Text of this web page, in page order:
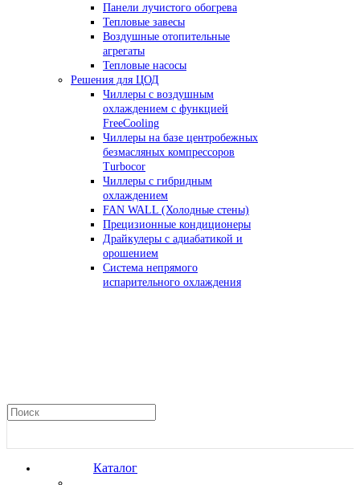
Панели лучистого обогрева
Тепловые завесы
Воздушные отопительные
агрегаты
Тепловые насосы
Решения для ЦОД
Чиллеры с воздушным
охлаждением с функцией
FreeCooling
Чиллеры на базе центробежных
безмасляных компрессоров
Turbocor
Чиллеры с гибридным
охлаждением
FAN WALL (Холодные стены)
Прецизионные кондиционеры
Драйкулеры с адиабатикой и
орошением
Система непрямого
испарительного охлаждения
Каталог